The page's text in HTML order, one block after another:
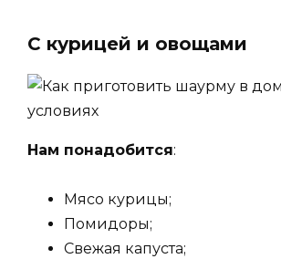
С курицей и овощами
Нам понадобится:
Мясо курицы;
Помидоры;
Свежая капуста;